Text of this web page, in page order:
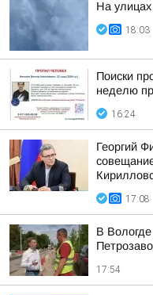
На
18:03
Поиски
неделю
16:24
Георгий
17:08
В
17:54